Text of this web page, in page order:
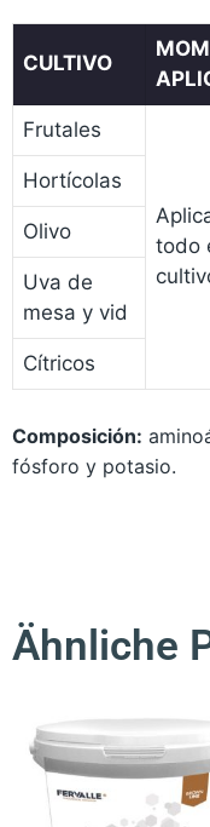
CULTIVO
Frutales
todo
Hortícolas
Olivo
Uva de
mesa y vid
Cítricos
Composición:
fósforo y potasio.
Ähnliche